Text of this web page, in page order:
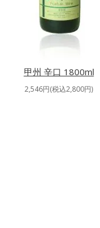
甲州 辛口 1800ml
2,546円(税込2,800円)